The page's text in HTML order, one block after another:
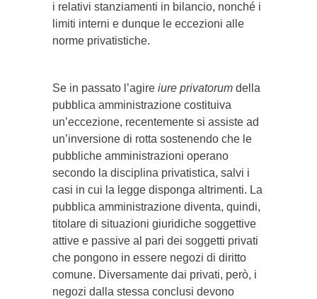
i relativi stanziamenti in bilancio, nonché i
limiti interni e dunque le eccezioni alle
norme privatistiche.
Se in passato l’agire iure privatorum della
pubblica amministrazione costituiva
un’eccezione, recentemente si assiste ad
un’inversione di rotta sostenendo che le
pubbliche amministrazioni operano
secondo la disciplina privatistica, salvi i
casi in cui la legge disponga altrimenti. La
pubblica amministrazione diventa, quindi,
titolare di situazioni giuridiche soggettive
attive e passive al pari dei soggetti privati
che pongono in essere negozi di diritto
comune. Diversamente dai privati, però, i
negozi dalla stessa conclusi devono